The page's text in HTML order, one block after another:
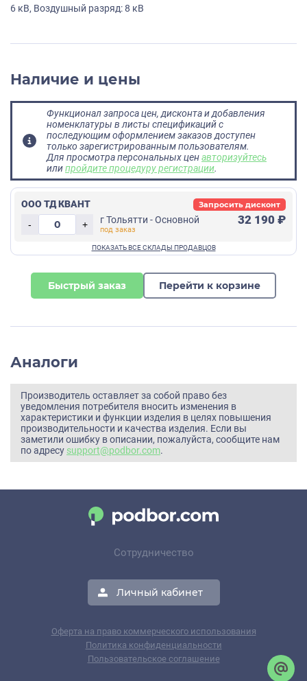
6 кВ, Воздушный разряд: 8 кВ
Наличие и цены
Функционал запроса цен, дисконта и добавления
номенклатуры в листы спецификаций с
последующим оформлением заказов доступен
только зарегистрированным пользователям.
Для просмотра персональных ценавторизуйтесь
илипройдите процедуру регистрации.
ООО ТД КВАНТ
-
+ г Тольятти - Основной 32 190 ₽
Запросить дисконт
Быстрый заказ Перейти к корзине
Аналоги
Производитель оставляет за собой право без
уведомления потребителя вносить изменения в
характеристики и функции изделия в целях повышения
производительности и качества изделия. Если вы
заметили ошибку в описании, пожалуйста, сообщите нам
по адресу support@podbor.com.
Сотрудничество
Личный кабинет
Оферта на право коммерческого использования
Политика конфиденциальности
Пользовательское соглашение